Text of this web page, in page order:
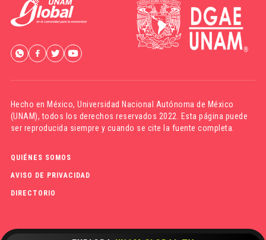
Hecho en México,Universidad Nacional Autónoma de México
(UNAM), todos los derechos reservados 2022. Esta página puede
ser reproducida siempre y cuando se cite la fuente completa.
QUIÉNES SOMOS
AVISO DE PRIVACIDAD
DIRECTORIO